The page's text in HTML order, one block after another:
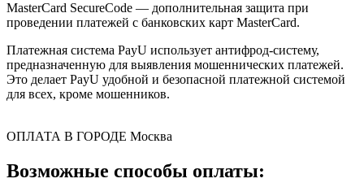
MasterCard SecureCode — дополнительная защита при
проведении платежей с банковских карт MasterCard.
Платежная система PayU использует антифрод-систему,
предназначенную для выявления мошеннических платежей.
Это делает PayU удобной и безопасной платежной системой
для всех, кроме мошенников.
ОПЛАТА В ГОРОДЕ Москва
Возможные способы оплаты: